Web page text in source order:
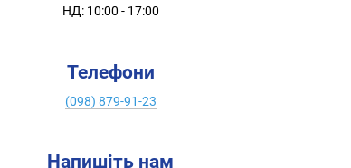
НД: 10:00 - 17:00
Телефони
(098) 879-91-23
Напишіть нам